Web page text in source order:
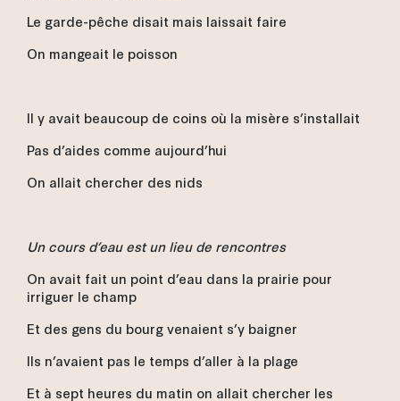
Le garde-pêche disait mais laissait faire
On mangeait le poisson
Il y avait beaucoup de coins où la misère s’installait
Pas d’aides comme aujourd’hui
On allait chercher des nids
Un cours d’eau est un lieu de rencontres
On avait fait un point d’eau dans la prairie pour
irriguer le champ
Et des gens du bourg venaient s’y baigner
Ils n’avaient pas le temps d’aller à la plage
Et à sept heures du matin on allait chercher les